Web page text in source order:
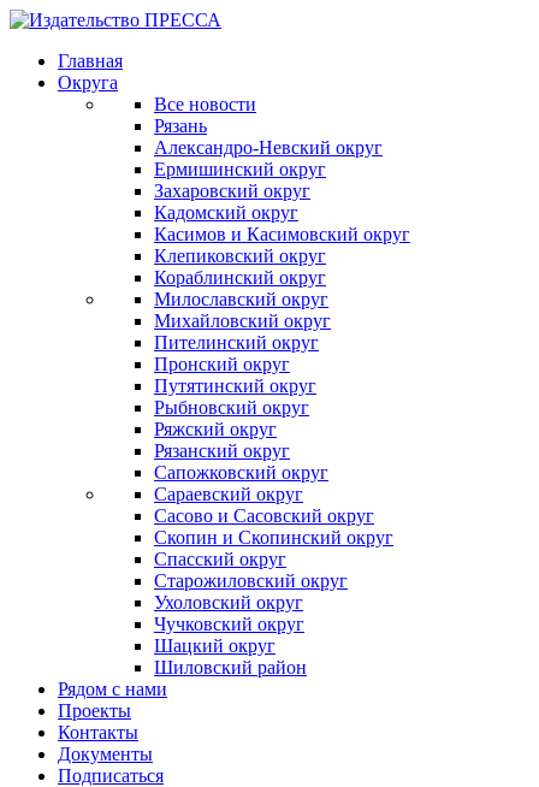
Главная
Округа
Все новости
Рязань
Александро-Невский округ
Ермишинский округ
Захаровский округ
Кадомский округ
Касимов и Касимовский округ
Клепиковский округ
Кораблинский округ
Милославский округ
Михайловский округ
Пителинский округ
Пронский округ
Путятинский округ
Рыбновский округ
Ряжский округ
Рязанский округ
Сапожковский округ
Сараевский округ
Сасово и Сасовский округ
Скопин и Скопинский округ
Спасский округ
Старожиловский округ
Ухоловский округ
Чучковский округ
Шацкий округ
Шиловский район
Рядом с нами
Проекты
Контакты
Документы
Подписаться